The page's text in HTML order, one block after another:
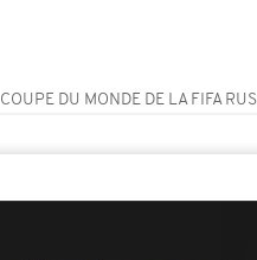
COUPE DU MONDE DE LA FIFA